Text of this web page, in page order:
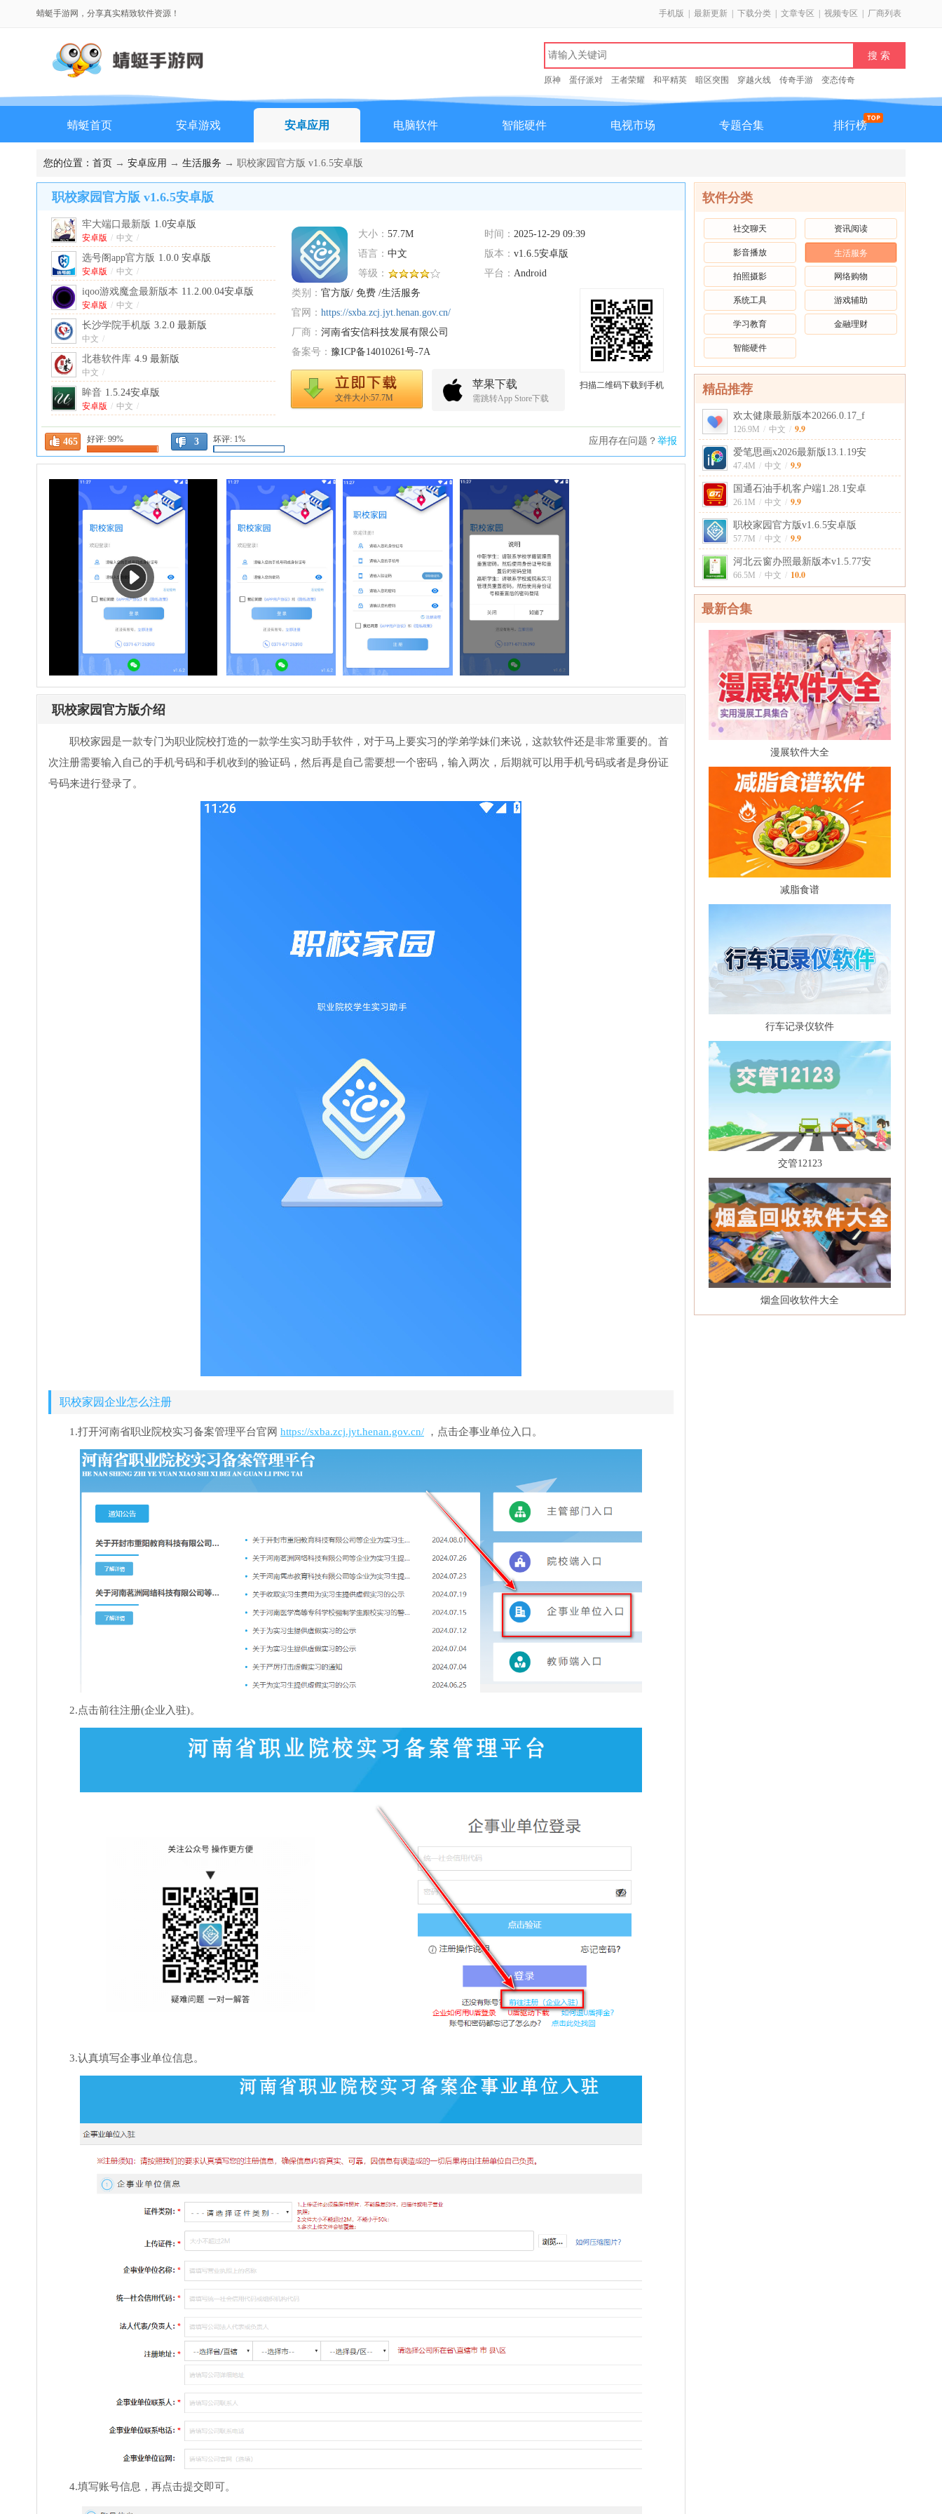
蜻蜓手游网，分享真实精致软件资源！ 手机版 最新更新 下载分类 文章专区 视频专区 厂商列表
原神 蛋仔派对 王者荣耀 和平精英 暗区突围 穿越火线 传奇手游 变态传奇
蜻蜓首页 安卓游戏 安卓应用 电脑软件 智能硬件 电视市场 专题合集 排行榜
您的位置： 首页 → 安卓应用 → 生活服务 → 职校家园官方版 v1.6.5安卓版
职校家园官方版 v1.6.5安卓版
大小： 57.7M 时间： 2025-12-29 09:39
语言： 中文 版本： v1.6.5安卓版
等级：
平台： Android
类别： 官方版/ 免费 /生活服务
官网： https://sxba.zcj.jyt.henan.gov.cn/
厂商： 河南省安信科技发展有限公司
备案号： 豫ICP备14010261号-7A
文件大小:57.7M
苹果下载
需跳转App Store下载
465 好评: 99% 3 坏评: 1% 应用存在问题？ 举报
牢大端口最新版 1.0安卓版
安卓版 / 中文 /
选号阁app官方版 1.0.0 安卓版
安卓版 / 中文 /
iqoo游戏魔盒最新版本 11.2.00.04安卓版
安卓版 / 中文 /
长沙学院手机版 3.2.0 最新版
中文 /
北巷软件库 4.9 最新版
中文 /
眸音 1.5.24安卓版
安卓版 / 中文 /
松果云商最新版本 2.2.32安卓版
安卓版 / 中文
任小聊2026 3.0.190.260413 安卓版
PhotoFunia安卓版 4.0.8.2 最新版
中文 /
去看看旅行 2.4.22安卓版
安卓版
扫描二维码下载到手机
职校家园官方版介绍
职校家园是一款专门为职业院校打造的一款学生实习助手软件，对于马上要实习的学弟学妹们来说，这款软件还是非常重要的。首
次注册需要输入自己的手机号码和手机收到的验证码，然后再是自己需要想一个密码，输入两次，后期就可以用手机号码或者是身份证
号码来进行登录了。
职校家园企业怎么注册
1.打开河南省职业院校实习备案管理平台官网 https://sxba.zcj.jyt.henan.gov.cn/ ，点击企事业单位入口。
2.点击前往注册(企业入驻)。
3.认真填写企事业单位信息。
4.填写账号信息，再点击提交即可。
软件分类
社交聊天 资讯阅读
影音播放 生活服务
拍照摄影 网络购物
系统工具 游戏辅助
学习教育 金融理财
智能硬件
精品推荐
欢太健康最新版本20266.0.17_f
126.9M / 中文 / 9.9
爱笔思画x2026最新版13.1.19安
47.4M / 中文 / 9.9
国通石油手机客户端1.28.1安卓
26.1M / 中文 / 9.9
职校家园官方版v1.6.5安卓版
57.7M / 中文 / 9.9
河北云窗办照最新版本v1.5.77安
66.5M / 中文 / 10.0
最新合集
漫展软件大全
减脂食谱
行车记录仪软件
交管12123
烟盒回收软件大全